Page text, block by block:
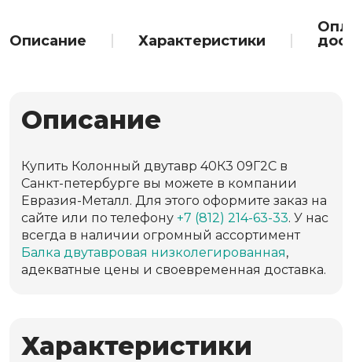
Описание Характеристики
Описание
Купить Колонный двутавр 40К3 09Г2С в
Санкт-петербурге вы можете в компании
Евразия-Металл. Для этого оформите заказ на
сайте или по телефону +7 (812) 214-63-33. У нас
всегда в наличии огромный ассортимент
Балка двутавровая низколегированная,
адекватные цены и своевременная доставка.
Характеристики